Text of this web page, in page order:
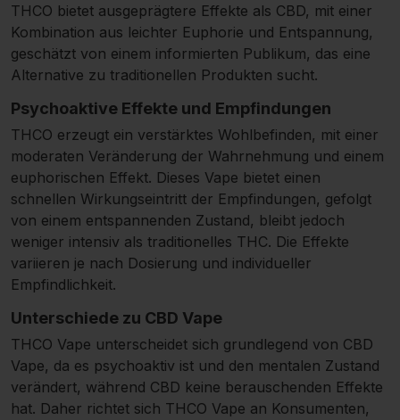
THCO bietet ausgeprägtere Effekte als CBD, mit einer
Kombination aus leichter Euphorie und Entspannung,
geschätzt von einem informierten Publikum, das eine
Alternative zu traditionellen Produkten sucht.
Psychoaktive Effekte und Empfindungen
THCO erzeugt ein verstärktes Wohlbefinden, mit einer
moderaten Veränderung der Wahrnehmung und einem
euphorischen Effekt. Dieses Vape bietet einen
schnellen Wirkungseintritt der Empfindungen, gefolgt
von einem entspannenden Zustand, bleibt jedoch
weniger intensiv als traditionelles THC. Die Effekte
variieren je nach Dosierung und individueller
Empfindlichkeit.
Unterschiede zu CBD Vape
THCO Vape unterscheidet sich grundlegend von CBD
Vape, da es psychoaktiv ist und den mentalen Zustand
verändert, während CBD keine berauschenden Effekte
hat. Daher richtet sich THCO Vape an Konsumenten,